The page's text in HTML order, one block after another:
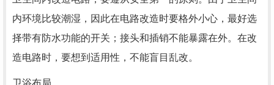
内环境比较潮湿，因此在电路改造时要格外小心，最好选
择带有防水功能的开关；接头和插销不能暴露在外。在改
造电路时，要想到适用性，不能盲目乱改。
卫浴布局